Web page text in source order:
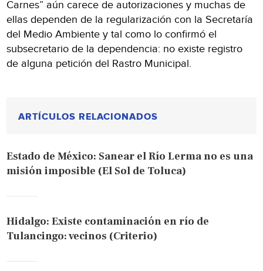
Carnes” aún carece de autorizaciones y muchas de
ellas dependen de la regularización con la Secretaría
del Medio Ambiente y tal como lo confirmó el
subsecretario de la dependencia: no existe registro
de alguna petición del Rastro Municipal.
ARTÍCULOS RELACIONADOS
Estado de México: Sanear el Río Lerma no es una
misión imposible (El Sol de Toluca)
Hidalgo: Existe contaminación en río de
Tulancingo: vecinos (Criterio)